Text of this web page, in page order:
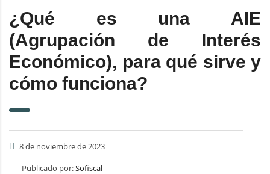
¿Qué es una AIE
(Agrupación de Interés
Económico), para qué sirve y
cómo funciona?
8 de noviembre de 2023
Publicado por:Sofiscal